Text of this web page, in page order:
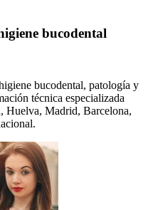
bucodental
bucodental, patología y
técnica especializada
Huelva, Madrid, Barcelona,